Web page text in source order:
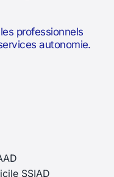
professionnels
autonomie.
SSIAD